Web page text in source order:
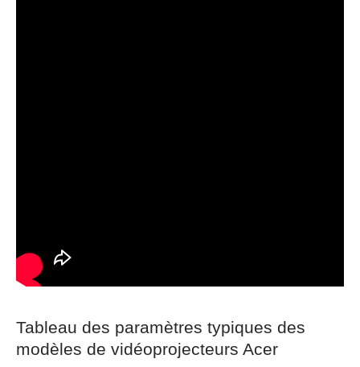
Tableau des paramètres typiques des
modèles de vidéoprojecteurs Acer